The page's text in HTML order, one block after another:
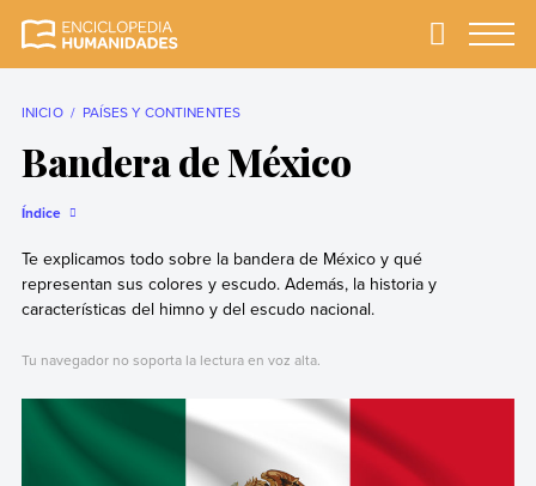
completa y más
Primary
INICIO PAÍSES Y CONTINENTES
Bandera de México
Índice
Te explicamos todo sobre la bandera de México y qué
representan sus colores y escudo. Además, la historia y
características del himno y del escudo nacional.
Tu navegador no soporta la lectura en voz alta.